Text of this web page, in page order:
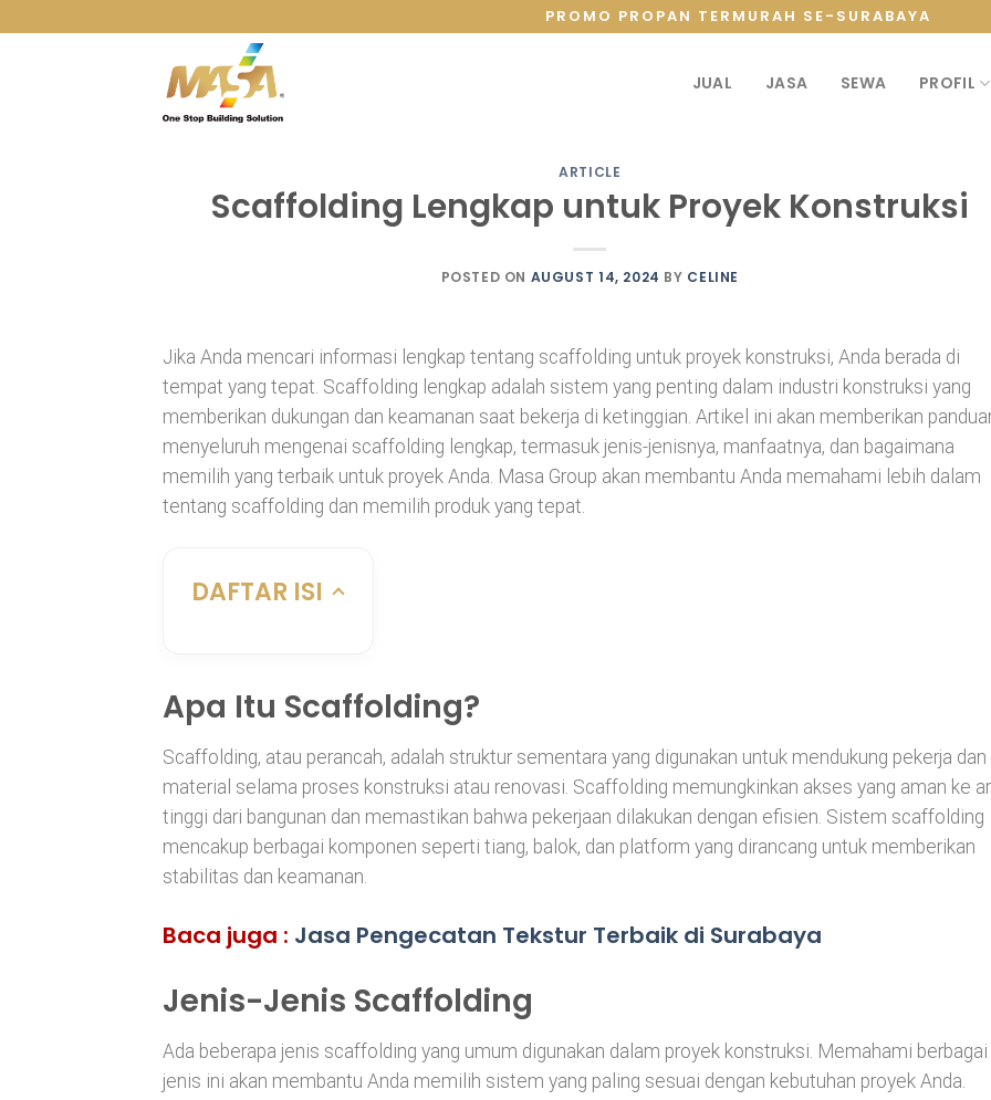
PROMO PROPAN TERMURAH SE-SURABAYA
JUAL JASA SEWA PROFIL
ARTICLE
Scaffolding Lengkap untuk Proyek Konstruksi
POSTED ON AUGUST 14, 2024 BY CELINE
Jika Anda mencari informasi lengkap tentang scaffolding untuk proyek konstruksi, Anda berada di
tempat yang tepat. Scaffolding lengkap adalah sistem yang penting dalam industri konstruksi yang
memberikan dukungan dan keamanan saat bekerja di ketinggian. Artikel ini akan memberikan
menyeluruh mengenai scaffolding lengkap, termasuk jenis-jenisnya, manfaatnya, dan bagaimana
memilih yang terbaik untuk proyek Anda. Masa Group akan membantu Anda memahami lebih dalam
tentang scaffolding dan memilih produk yang tepat.
DAFTAR ISI
Apa Itu Scaffolding?
Scaffolding, atau perancah, adalah struktur sementara yang digunakan untuk mendukung pekerja dan
material selama proses konstruksi atau renovasi. Scaffolding memungkinkan akses yang aman ke
tinggi dari bangunan dan memastikan bahwa pekerjaan dilakukan dengan efisien. Sistem scaffolding
mencakup berbagai komponen seperti tiang, balok, dan platform yang dirancang untuk memberikan
stabilitas dan keamanan.
Baca juga : Jasa Pengecatan Tekstur Terbaik di Surabaya
Jenis-Jenis Scaffolding
Ada beberapa jenis scaffolding yang umum digunakan dalam proyek konstruksi. Memahami berbagai
jenis ini akan membantu Anda memilih sistem yang paling sesuai dengan kebutuhan proyek Anda.